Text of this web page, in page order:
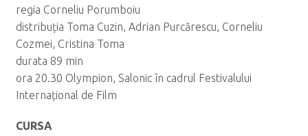
regia Corneliu Porumboiu
distribuția Toma Cuzin, Adrian Purcărescu, Corneliu
Cozmei, Cristina Toma
durata 89 min
ora 20.30 Olympion, Salonic în cadrul Festivalului
Internațional de Film
CURSA